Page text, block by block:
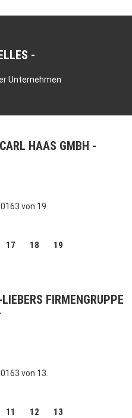
Unternehmen
HAAS GMBH
von 19.
17 18 19
FIRMENGRUPPE
von 13.
11 12 13